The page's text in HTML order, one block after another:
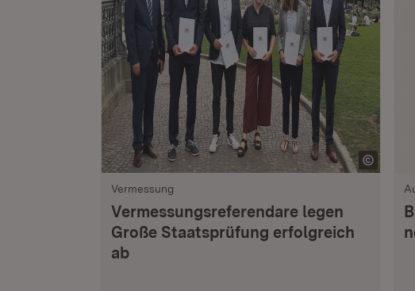
Vermessung
Vermessungsreferendare legen
Große Staatsprüfung erfolgreich
ab